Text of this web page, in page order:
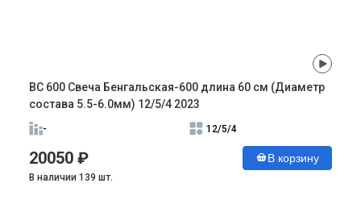
ВС 600 Свеча Бенгальская-600 длина 60 см (Диаметр
состава 5.5-6.0мм) 12/5/4 2023
- 12/5/4
20050 ₽ В корзину
В наличии 139 шт.